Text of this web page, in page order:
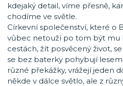
kdejaký detail, víme přesně,
chodíme ve světle.
Církevní společenství, které o
vůbec netouží po tom být mu
cestách, žít posvěcený život,
se bez baterky pohybují
různé překážky, vrážejí jeden
někde v dálce světlo, ale z